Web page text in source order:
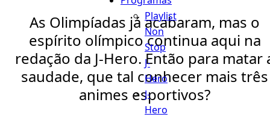
Playlist
Non
Stop
J-
Hero
J-
Hero
As Olimpíadas já acabaram, mas o
espírito olímpico continua aqui na
redação da J-Hero. Então para matar
saudade, que tal conhecer mais três
animes esportivos?